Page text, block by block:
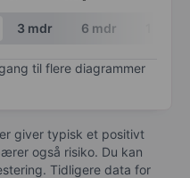
3 mdr 6 mdr
til flere diagrammer
giver typisk et positivt
også risiko. Du kan
Tidligere data for